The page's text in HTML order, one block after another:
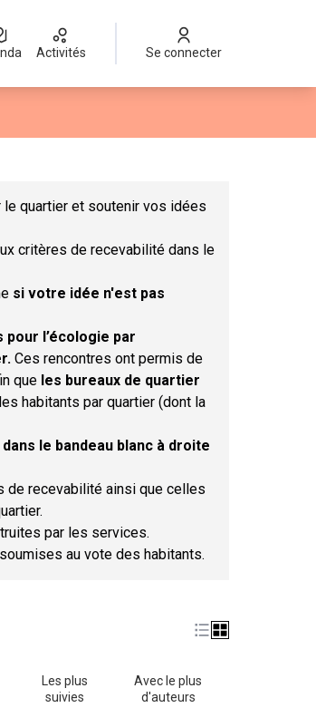
Activités Se connecter
quartier et soutenir vos idées
critères de recevabilité dans le
si votre idée n'est pas
l’écologie par
Ces rencontres ont permis de
que les bureaux de quartier
habitants par quartier (dont la
le bandeau blanc à droite
de recevabilité ainsi que celles
par les services.
au vote des habitants.
Les plus
suivies
Avec le plus
d'auteurs